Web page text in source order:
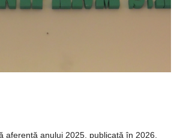
aferentă anului 2025, publicată în 2026,